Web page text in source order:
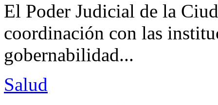
El Poder Judicial de la
coordinación con las
gobernabilidad...
Salud